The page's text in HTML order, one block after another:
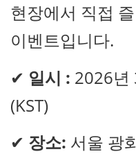
현장에서 직접
이벤트입니다.
✔ 일시 : 2026년
(KST)
✔ 장소: 서울 광